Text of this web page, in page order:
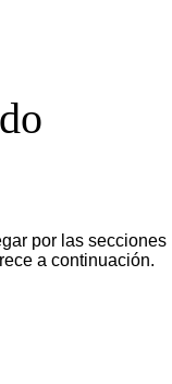
por las secciones
a continuación.